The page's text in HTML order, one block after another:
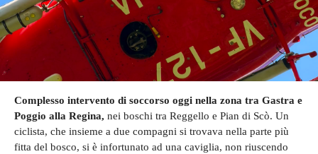
Complesso intervento di soccorso oggi nella zona tra Gastra e
Poggio alla Regina, nei boschi tra Reggello e Pian di Scò. Un
ciclista, che insieme a due compagni si trovava nella parte più
fitta del bosco, si è infortunato ad una caviglia, non riuscendo